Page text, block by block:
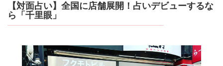
【対面占い】全国に店舗展開！占いデビューするな
ら「千里眼」